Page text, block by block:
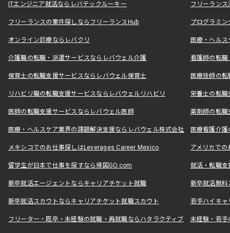
ITエンジニア就活ならレバテックルーキー フリーラン
フリーランスの案件探しならフリーランスHub プログラミ
オンライン診療ならレバクリ 医療・ヘル
介護職の転職・派遣サービスならレバウェル介護 看護師の転
保育士の転職支援サービスならレバウェル保育士 医療技師の
リハビリ職の転職支援サービスならレバウェルリハビリ 栄養士の転
医師の転職支援サービスならレバウェル医師 薬剤師の転
医療・ヘルスケア業界の課題解決支援ならレバウェル株式会社 医療看護介
メキシコでのお仕事探しはLeverages Career Mexico アメリカで
留学生が日本で仕事を探すなら帰国GO.com 就活・転職
新卒就活エージェントならキャリアチケット就職 新卒就活無料
新卒就活スカウトならキャリアチケット就職スカウト 若手ハイキ
フリーター・既卒・未経験の就職・再就職ならハタラクティブ 未経験・若手